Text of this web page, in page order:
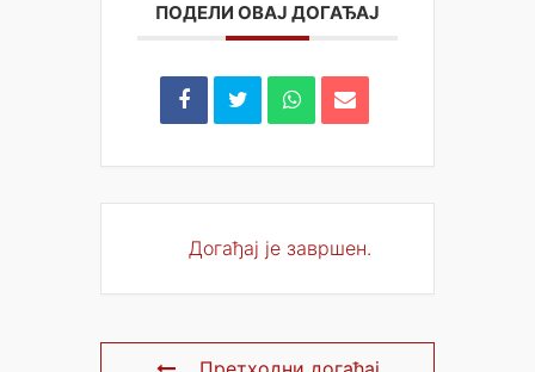
ПОДЕЛИ ОВАЈ ДОГАЂАЈ
Догађај је завршен.